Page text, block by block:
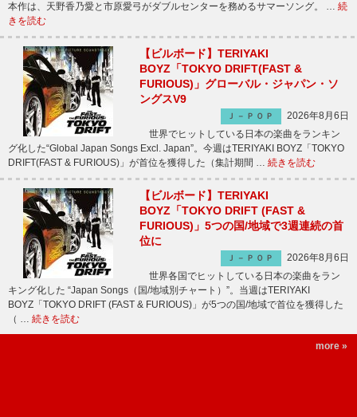
本作は、天野香乃愛と市原愛弓がダブルセンターを務めるサマーソング。 … 続
きを読む
【ビルボード】TERIYAKI
BOYZ「TOKYO DRIFT(FAST &
FURIOUS)」グローバル・ジャパン・ソ
ングスV9
Ｊ－ＰＯＰ
2026年8月6日
世界でヒットしている日本の楽曲をランキン
グ化した“Global Japan Songs Excl. Japan”。今週はTERIYAKI BOYZ「TOKYO
DRIFT(FAST & FURIOUS)」が首位を獲得した（集計期間 … 続きを読む
【ビルボード】TERIYAKI
BOYZ「TOKYO DRIFT (FAST &
FURIOUS)」5つの国/地域で3週連続の首
位に
Ｊ－ＰＯＰ
2026年8月6日
世界各国でヒットしている日本の楽曲をラン
キング化した “Japan Songs（国/地域別チャート）”。当週はTERIYAKI
BOYZ「TOKYO DRIFT (FAST & FURIOUS)」が5つの国/地域で首位を獲得した
（ … 続きを読む
more »